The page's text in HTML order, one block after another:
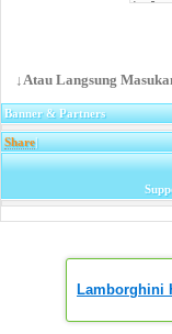
↓Atau Langsung
Banner & Partners
Share|
Lamborghini